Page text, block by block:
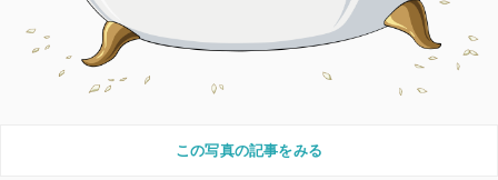
この写真の記事をみる